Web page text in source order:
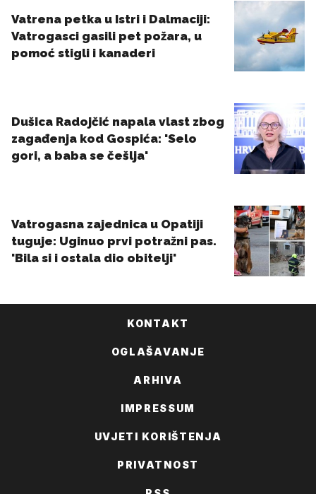
KONTAKT
OGLAŠAVANJE
ARHIVA
IMPRESSUM
UVJETI KORIŠTENJA
PRIVATNOST